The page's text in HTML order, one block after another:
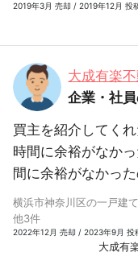
2019年3月 売却 / 2019年12月 投
大成有楽
企業・社
買主を紹介してく
時間に余裕がなか
間に余裕がなかっ
横浜市神奈川区の一戸建
他3件
2022年12月 売却 / 2023年9月 投
大成有